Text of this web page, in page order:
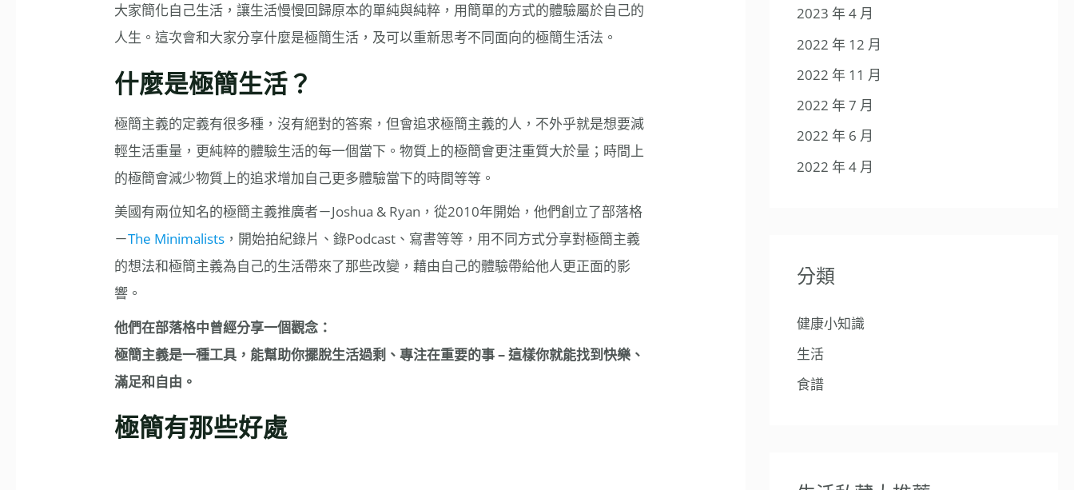
大家簡化自己生活，讓生活慢慢回歸原本的單純與純粹，用簡單的方式的體驗屬於自己的
人生。這次會和大家分享什麼是極簡生活，及可以重新思考不同面向的極簡生活法。
什麼是極簡生活？
極簡主義的定義有很多種，沒有絕對的答案，但會追求極簡主義的人，不外乎就是想要減
輕生活重量，更純粹的體驗生活的每一個當下。物質上的極簡會更注重質大於量；時間上
的極簡會減少物質上的追求增加自己更多體驗當下的時間等等。
美國有兩位知名的極簡主義推廣者－Joshua & Ryan，從2010年開始，他們創立了部落格
－The Minimalists ，開始拍紀錄片、錄Podcast、寫書等等，用不同方式分享對極簡主義
的想法和極簡主義為自己的生活帶來了那些改變，藉由自己的體驗帶給他人更正面的影
響。
他們在部落格中曾經分享一個觀念：
極簡主義是一種工具，能幫助你擺脫生活過剩、專注在重要的事 –這樣你就能找到快樂、
滿足和自由。
極簡有那些好處
2023 年 4 月
2022 年 12 月
2022 年 11 月
2022 年 7 月
2022 年 6 月
2022 年 4 月
分類
健康小知識
生活
食譜